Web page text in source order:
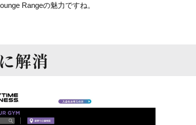
Rangeの魅力ですね。
解消